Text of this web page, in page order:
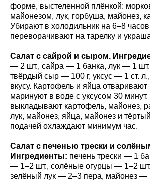
форме, выстеленной плёнкой:
майонезом, лук, горбуша, майонез,
Убирают в холодильник на 6–8
переворачивают на тарелку и
Салат с сайрой и сыром.
— 2 шт., сайра — 1 банка, лук — 1
твёрдый сыр — 100 г, уксус — 1 ст.
вкусу. Картофель и яйца отваривают
маринуют в воде с уксусом 30
выкладывают картофель, майонез,
лук, майонез, яйца, майонез и
подачей охлаждают минимум час.
Салат с печенью трески и
Ингредиенты: печень трески — 1
— 1–2 шт., солёные огурцы — 1–2
зелёный лук — 2–3 пера, майонез —